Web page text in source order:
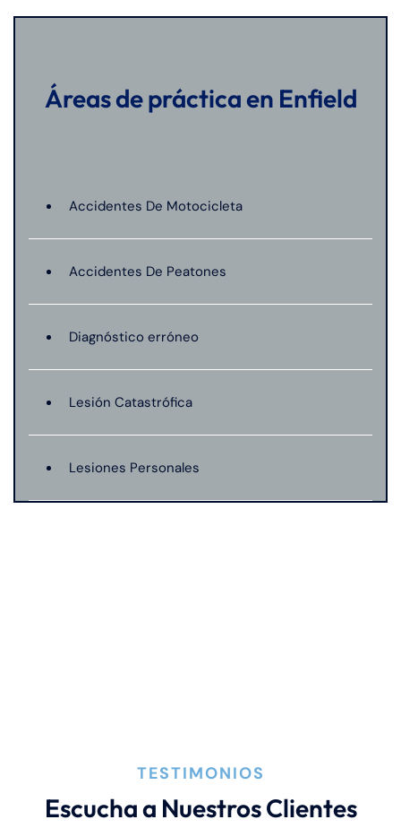
Áreas de práctica en Enfield
Accidentes De Motocicleta
Accidentes De Peatones
Diagnóstico erróneo
Lesión Catastrófica
Lesiones Personales
TESTIMONIOS
Escucha a Nuestros Clientes